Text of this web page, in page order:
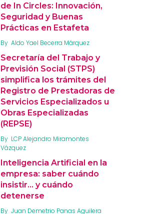
de In Circles: Innovación,
Seguridad y Buenas
Prácticas en Estafeta
By Aldo Yael Becerra Márquez
Secretaría del Trabajo y
Previsión Social (STPS)
simplifica los trámites del
Registro de Prestadoras de
Servicios Especializados u
Obras Especializadas
(REPSE)
By LCP Alejandro Miramontes
Vázquez
Inteligencia Artificial en la
empresa: saber cuándo
insistir… y cuándo
detenerse
By Juan Demetrio Panas Aguilera